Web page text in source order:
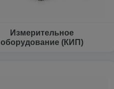
Измерительное
оборудование (КИП)